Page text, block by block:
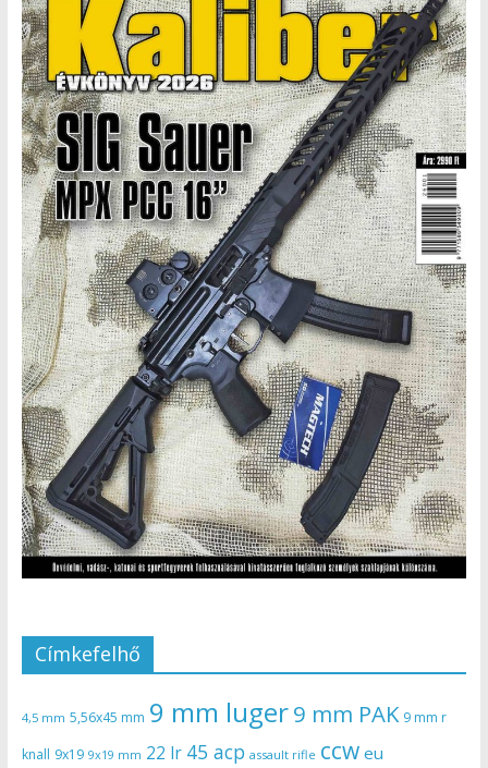
Címkefelhő
4,5 mm 5,56x45 mm 9 mm luger9 mm PAK 9 mm r
knall 9x19 9x19 mm 22 lr 45 acp assault rifle ccw eu